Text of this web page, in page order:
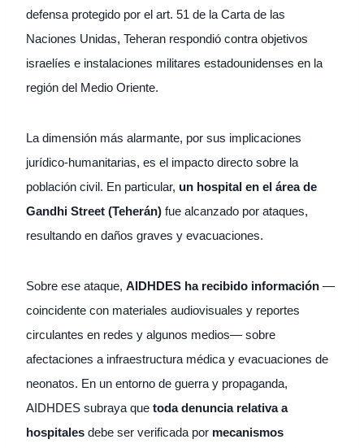
defensa protegido por el art. 51 de la Carta de las
Naciones Unidas, Teheran respondió contra objetivos
israelíes e instalaciones militares estadounidenses en la
región del Medio Oriente.
La dimensión más alarmante, por sus implicaciones
jurídico-humanitarias, es el impacto directo sobre la
población civil. En particular, un hospital en el área de
Gandhi Street (Teherán) fue alcanzado por ataques,
resultando en daños graves y evacuaciones.
Sobre ese ataque, AIDHDES ha recibido información —
coincidente con materiales audiovisuales y reportes
circulantes en redes y algunos medios— sobre
afectaciones a infraestructura médica y evacuaciones de
neonatos. En un entorno de guerra y propaganda,
AIDHDES subraya que toda denuncia relativa a
hospitales debe ser verificada por mecanismos